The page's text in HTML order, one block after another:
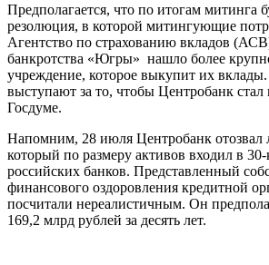
Предполагается, что по итогам митинга
резолюция, в которой митингующие
Агентство по страхованию вкладов
банкротства «Югры» нашло более
учреждение, которое выкупит их
выступают за то, чтобы Центробанк стал
Госдуме.
Напомним, 28 июля Центробанк
который по размеру активов входил в
российских банков. Представленный
финансового оздоровления кредитной
посчитали нереалистичным. Он
169,2 млрд рублей за десять лет.